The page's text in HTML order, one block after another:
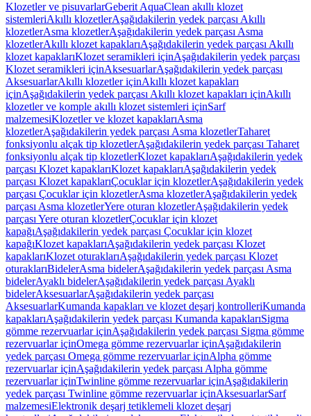
Klozetler ve pisuvarlarGeberit AquaClean akıllı klozet
sistemleriAkıllı klozetlerAşağıdakilerin yedek parçası Akıllı
klozetlerAsma klozetlerAşağıdakilerin yedek parçası Asma
klozetlerAkıllı klozet kapaklarıAşağıdakilerin yedek parçası Akıllı
klozet kapaklarıKlozet seramikleri içinAşağıdakilerin yedek parçası
Klozet seramikleri içinAksesuarlarAşağıdakilerin yedek parçası
AksesuarlarAkıllı klozetler içinAkıllı klozet kapakları
içinAşağıdakilerin yedek parçası Akıllı klozet kapakları içinAkıllı
klozetler ve komple akıllı klozet sistemleri içinSarf
malzemesiKlozetler ve klozet kapaklarıAsma
klozetlerAşağıdakilerin yedek parçası Asma klozetlerTaharet
fonksiyonlu alçak tip klozetlerAşağıdakilerin yedek parçası Taharet
fonksiyonlu alçak tip klozetlerKlozet kapaklarıAşağıdakilerin yedek
parçası Klozet kapaklarıKlozet kapaklarıAşağıdakilerin yedek
parçası Klozet kapaklarıÇocuklar için klozetlerAşağıdakilerin yedek
parçası Çocuklar için klozetlerAsma klozetlerAşağıdakilerin yedek
parçası Asma klozetlerYere oturan klozetlerAşağıdakilerin yedek
parçası Yere oturan klozetlerÇocuklar için klozet
kapağıAşağıdakilerin yedek parçası Çocuklar için klozet
kapağıKlozet kapaklarıAşağıdakilerin yedek parçası Klozet
kapaklarıKlozet oturaklarıAşağıdakilerin yedek parçası Klozet
oturaklarıBidelerAsma bidelerAşağıdakilerin yedek parçası Asma
bidelerAyaklı bidelerAşağıdakilerin yedek parçası Ayaklı
bidelerAksesuarlarAşağıdakilerin yedek parçası
AksesuarlarKumanda kapakları ve klozet deşarj kontrolleriKumanda
kapaklarıAşağıdakilerin yedek parçası Kumanda kapaklarıSigma
gömme rezervuarlar içinAşağıdakilerin yedek parçası Sigma gömme
rezervuarlar içinOmega gömme rezervuarlar içinAşağıdakilerin
yedek parçası Omega gömme rezervuarlar içinAlpha gömme
rezervuarlar içinAşağıdakilerin yedek parçası Alpha gömme
rezervuarlar içinTwinline gömme rezervuarlar içinAşağıdakilerin
yedek parçası Twinline gömme rezervuarlar içinAksesuarlarSarf
malzemesiElektronik deşarj tetiklemeli klozet deşarj